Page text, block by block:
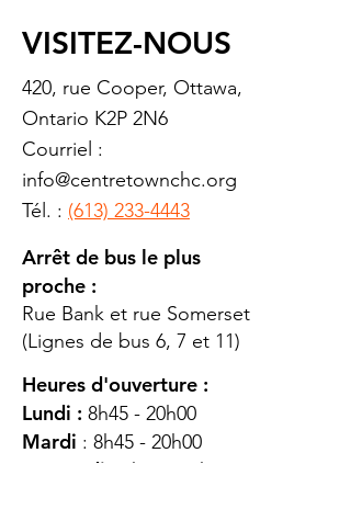
VISITEZ-NOUS
420, rue Cooper, Ottawa,
Ontario K2P 2N6
Courriel :
info@centretownchc.org
Tél. : (613) 233-4443
Arrêt de bus le plus
proche :
Rue Bank et rue Somerset
(Lignes de bus 6, 7 et 11)
Heures d'ouverture :
Lundi : 8h45 - 20h00
Mardi : 8h45 - 20h00
Mercredi : 8h45 - 20h00